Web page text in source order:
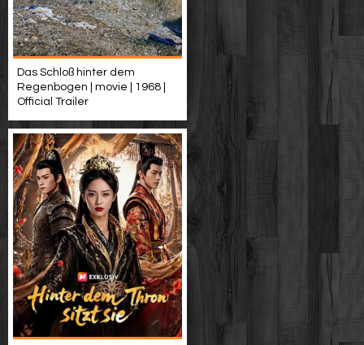
Das Schloß hinter dem
Regenbogen | movie | 1968 |
Official Trailer